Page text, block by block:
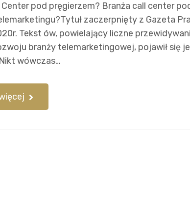
Center pod pręgierzem? Branża call center
zaczerpnięty z Gazeta
Tekst ów, powielający liczne
branży telemarketingowej, pojawił się
wówczas…